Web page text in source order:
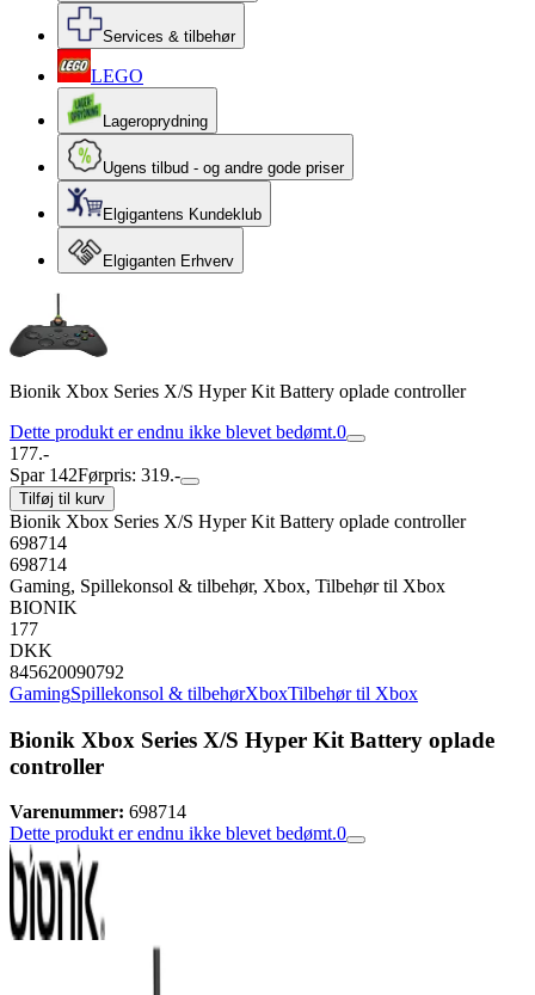
Services & tilbehør
LEGO
Lageroprydning
Ugens tilbud - og andre gode priser
Elgigantens Kundeklub
Elgiganten Erhverv
Bionik Xbox Series X/S Hyper Kit Battery oplade controller
Dette produkt er endnu ikke blevet bedømt.0
177.-
Spar 142Førpris: 319.-
Tilføj til kurv
Bionik Xbox Series X/S Hyper Kit Battery oplade controller
698714
698714
Gaming, Spillekonsol & tilbehør, Xbox, Tilbehør til Xbox
BIONIK
177
DKK
845620090792
GamingSpillekonsol & tilbehørXboxTilbehør til Xbox
Bionik Xbox Series X/S Hyper Kit Battery oplade
controller
Varenummer: 698714
Dette produkt er endnu ikke blevet bedømt.0